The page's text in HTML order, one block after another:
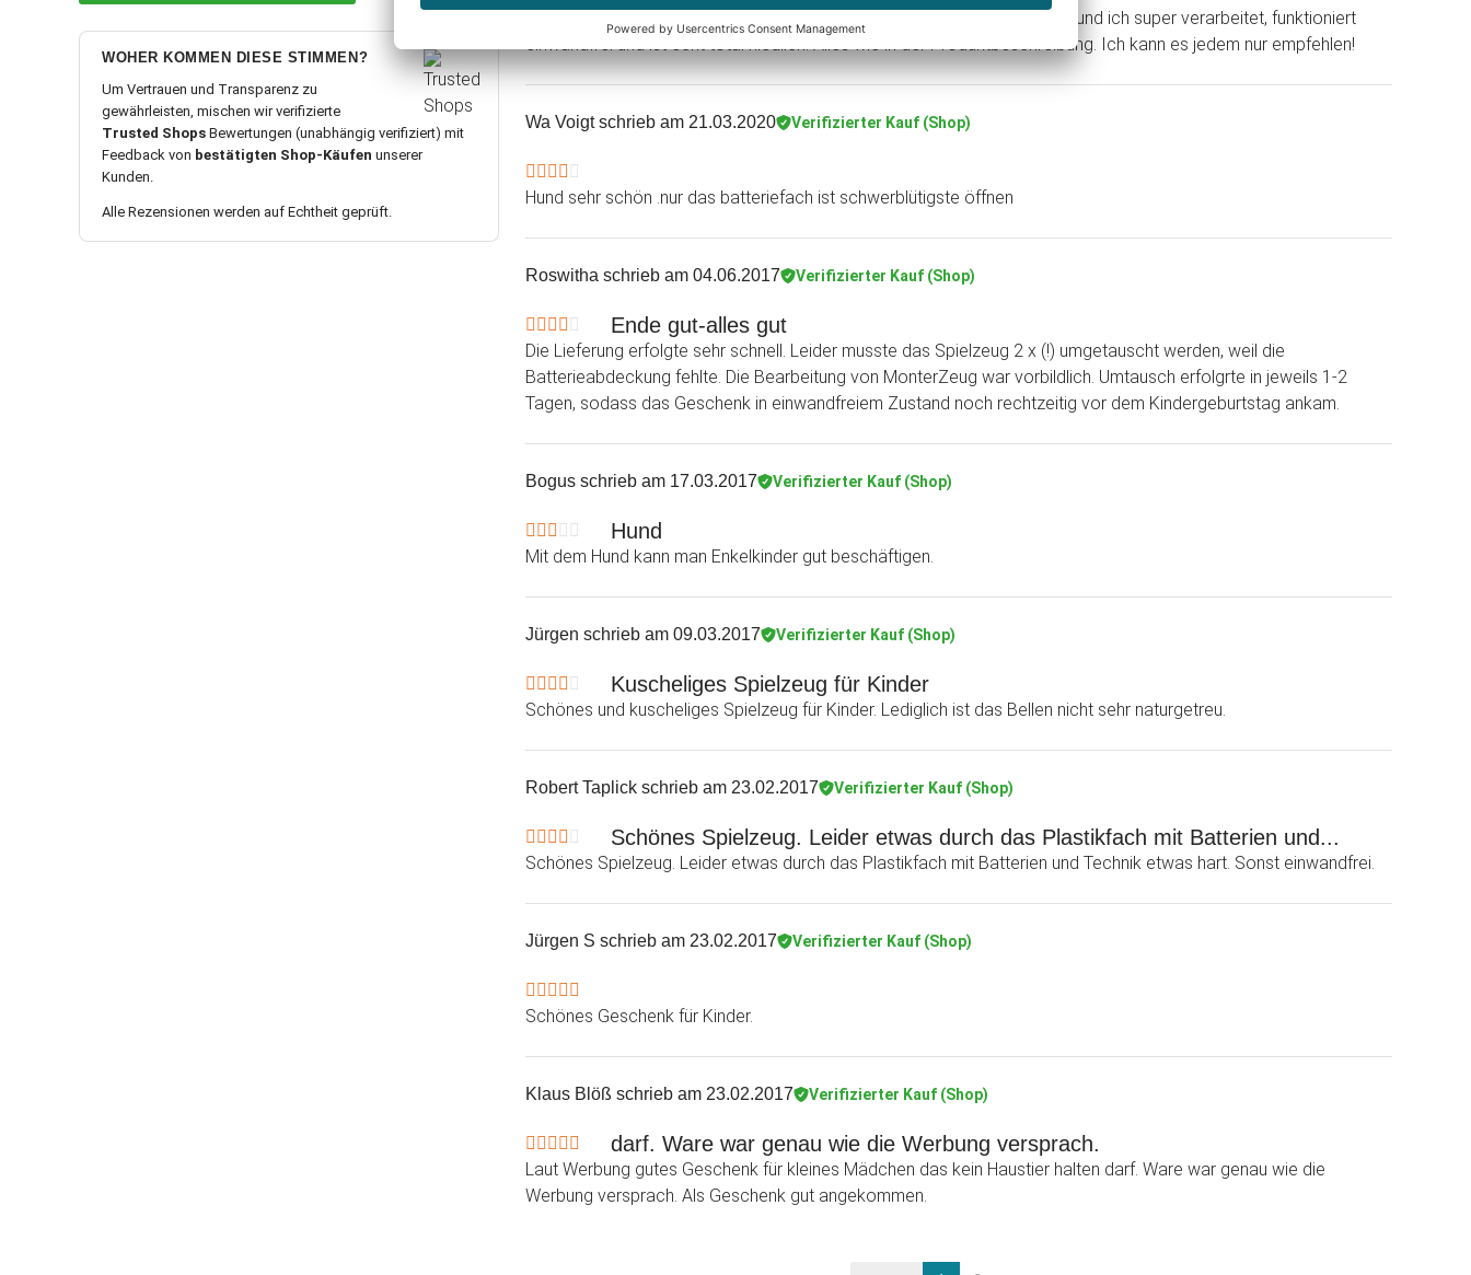
WOHER KOMMEN DIESE STIMMEN?
Um Vertrauen und Transparenz zu
gewährleisten, mischen wir verifizierte
Trusted Shops Bewertungen (unabhängig verifiziert) mit
Feedback von bestätigten Shop-Käufen unserer
Kunden.
Alle Rezensionen werden auf Echtheit geprüft.
das kein Lebewesen aus Fleisch und Blut ist, hat sie total gestrahlt! Der Hund ich super verarbeitet, funktioniert
einwandfrei und ist echt total niedlich. Alles wie in der Produktbeschreibung. Ich kann es jedem nur empfehlen!
Wa Voigtschrieb am 21.03.2020 Verifizierter Kauf (Shop)
Hund sehr schön .nur das batteriefach ist schwerblütigste öffnen
Roswitha schrieb am 04.06.2017 Verifizierter Kauf (Shop)
Ende gut-alles gut
Die Lieferung erfolgte sehr schnell. Leider musste das Spielzeug 2 x (!) umgetauscht werden, weil die
Batterieabdeckung fehlte. Die Bearbeitung von MonterZeug war vorbildlich. Umtausch erfolgrte in jeweils 1-2
Tagen, sodass das Geschenk in einwandfreiem Zustand noch rechtzeitig vor dem Kindergeburtstag ankam.
Bogus schrieb am 17.03.2017 Verifizierter Kauf (Shop)
Hund
Mit dem Hund kann man Enkelkinder gut beschäftigen.
Jürgen schrieb am 09.03.2017 Verifizierter Kauf (Shop)
Kuscheliges Spielzeug für Kinder
Schönes und kuscheliges Spielzeug für Kinder. Lediglich ist das Bellen nicht sehr naturgetreu.
Robert Taplick schrieb am 23.02.2017 Verifizierter Kauf (Shop)
Schönes Spielzeug. Leider etwas durch das Plastikfach mit Batterien und...
Schönes Spielzeug. Leider etwas durch das Plastikfach mit Batterien und Technik etwas hart. Sonst einwandfrei.
Jürgen S schrieb am 23.02.2017 Verifizierter Kauf (Shop)
Schönes Geschenk für Kinder.
Klaus Blöß schrieb am 23.02.2017 Verifizierter Kauf (Shop)
darf. Ware war genau wie die Werbung versprach.
Laut Werbung gutes Geschenk für kleines Mädchen das kein Haustier halten darf. Ware war genau wie die
Werbung versprach. Als Geschenk gut angekommen.